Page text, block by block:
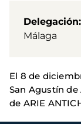
Delegación
Málaga
El 8 de
San Agustín
de ARIE